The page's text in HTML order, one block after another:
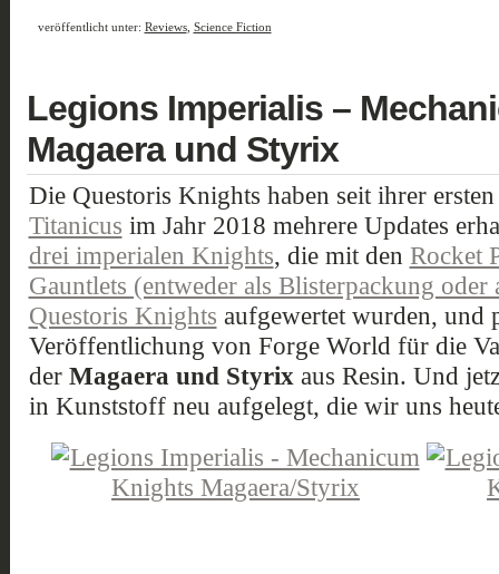
veröffentlicht unter: Reviews, Science Fiction
Legions Imperialis –
Magaera und Styrix
Die Questoris Knights haben seit ihrer
Titanicus im Jahr 2018 mehrere Updates
drei imperialen Knights, die mit den Rocket
Gauntlets (entweder als Blisterpackung oder
Questoris Knights aufgewertet wurden, und
Veröffentlichung von Forge World für die
der Magaera und Styrix aus Resin. Und
in Kunststoff neu aufgelegt, die wir uns